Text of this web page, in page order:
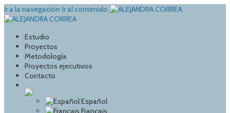
Ir a la navegación Ir al contenido
Estudio
Proyectos
Metodología
Proyectos ejecutivos
Contacto
Español
Français